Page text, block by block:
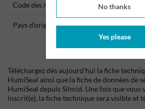
No thanks
Yes please
Code des marchandises
Pays d'origine
Data Sheets
Téléchargez dès aujourd'hui la fiche
HumiSeal ainsi que la fiche de données de
HumiSeal depuis Silmid. Une fois que vous
inscrit(e), la fiche technique sera visible et